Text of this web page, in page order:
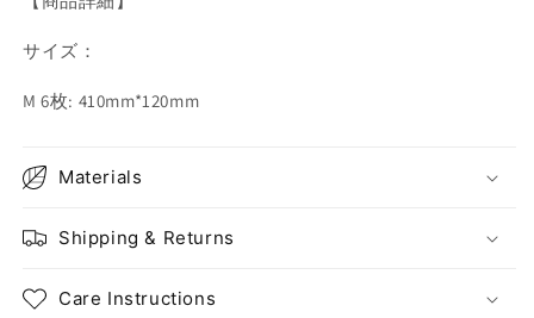
サイズ：
M 6枚: 410mm*120mm
Materials
Shipping & Returns
Care Instructions